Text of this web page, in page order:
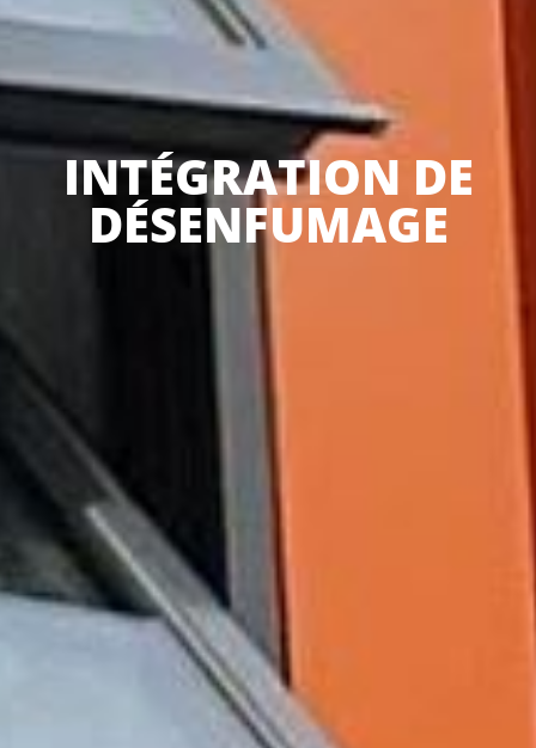
INTÉGRATION DE
DÉSENFUMAGE